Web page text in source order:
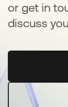
or get in
discuss